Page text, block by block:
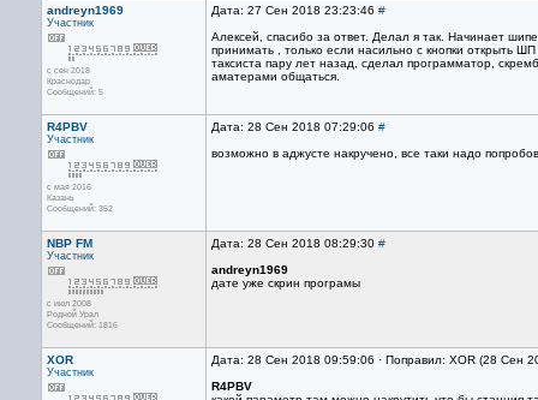
andreyn1969
Участник
с сен 2018
Краснодар
Сообщений: 5
Дата: 27 Сен 2018 23:23:46 #
Алексей, спасибо за ответ. Делал я так. Начинает
принимать , только если насильно с кнопки открыть
таксиста пару лет назад, сделал программатор,
аматерами общаться.
R4PBV
Участник
с мая 2016
Казань
Сообщений: 352
Дата: 28 Сен 2018 07:29:06 #
возможно в аджусте накручено, все таки надо
NBP FM
Участник
с июл 2008
Родной Урал
Сообщений: 1816
Дата: 28 Сен 2018 08:29:30 #
andreyn1969
дате уже скрин програмы
XOR
Участник
Дата: 28 Сен 2018 09:59:06 · Поправил: XOR (28 Сен
R4PBV